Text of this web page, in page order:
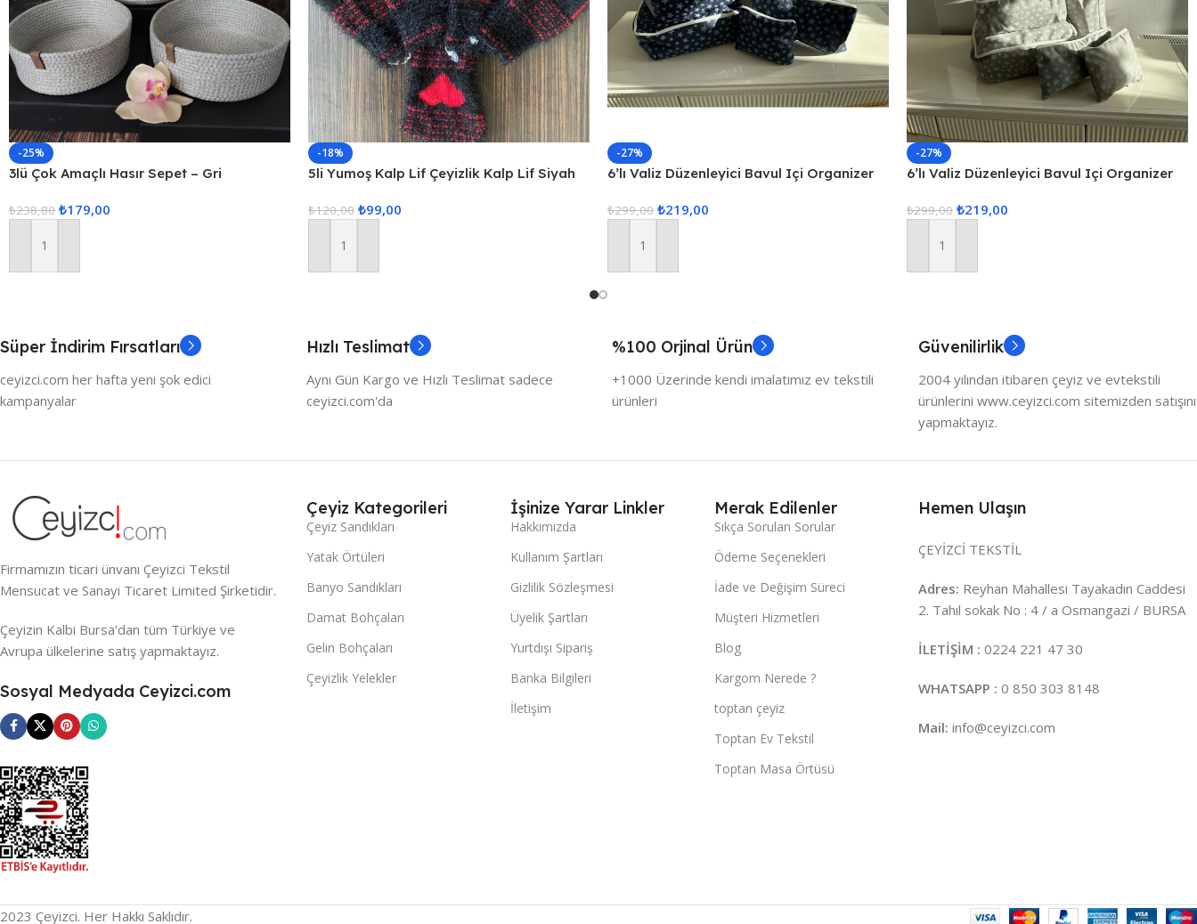
-25%
3lü Çok Amaçlı Hasır Sepet – Gri
₺238,80 ₺179,00
Sepete Ekle
-18%
5li Yumoş Kalp Lif Çeyizlik Kalp Lif Siyah
₺120,00 ₺99,00
Sepete Ekle
-27%
6’lı Valiz Düzenleyici Bavul Içi Organizer
₺299,00 ₺219,00
Sepete Ekle
-27%
6’lı Valiz Düzenleyici Bavul Içi Organizer
₺299,00 ₺219,00
Sepete Ekle
Süper İndirim Fırsatları
ceyizci.com her hafta yeni şok edici
kampanyalar
Hızlı Teslimat
Aynı Gün Kargo ve Hızlı Teslimat sadece
ceyizci.com'da
%100 Orjinal Ürün
+1000 Üzerinde kendi imalatımız ev tekstili
ürünleri
Güvenilirlik
2004 yılından itibaren çeyiz ve evtekstili
ürünlerini www.ceyizci.com sitemizden satışını
yapmaktayız.
Firmamızın ticari ünvanı Çeyizci Tekstil
Mensucat ve Sanayi Ticaret Limited Şirketidir.
Çeyizin Kalbi Bursa’dan tüm Türkiye ve
Avrupa ülkelerine satış yapmaktayız.
Sosyal Medyada Ceyizci.com
Çeyiz Kategorileri
Çeyiz Sandıkları
Yatak Örtüleri
Banyo Sandıkları
Damat Bohçaları
Gelin Bohçaları
Çeyizlik Yelekler
İşinize Yarar Linkler
Hakkımızda
Kullanım Şartları
Gizlilik Sözleşmesi
Üyelik Şartları
Yurtdışı Sipariş
Banka Bilgileri
İletişim
Merak Edilenler
Sıkça Sorulan Sorular
Ödeme Seçenekleri
İade ve Değişim Süreci
Müşteri Hizmetleri
Blog
Kargom Nerede ?
toptan çeyiz
Toptan Ev Tekstil
Toptan Masa Örtüsü
Hemen Ulaşın
ÇEYİZCİ TEKSTİL
Adres: Reyhan Mahallesi Tayakadın Caddesi
2. Tahıl sokak No : 4 / a Osmangazi / BURSA
İLETİŞİM : 0224 221 47 30
WHATSAPP : 0 850 303 8148
Mail: info@ceyizci.com
2023 Çeyizci. Her Hakkı Saklıdır.